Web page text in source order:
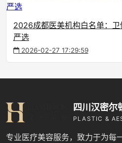
2026成都医美机构白名单：
严选
2026-02-27 17:29:59
四川汉密尔
PLASTIC &
专业医疗美容服务，致力于为每